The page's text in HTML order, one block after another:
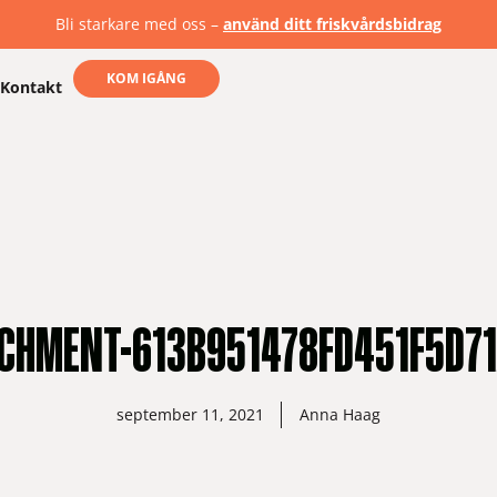
Bli starkare med oss – använd ditt friskvårdsbidrag
Kontakt KOM IGÅNG
september 11, 2021 Anna Haag